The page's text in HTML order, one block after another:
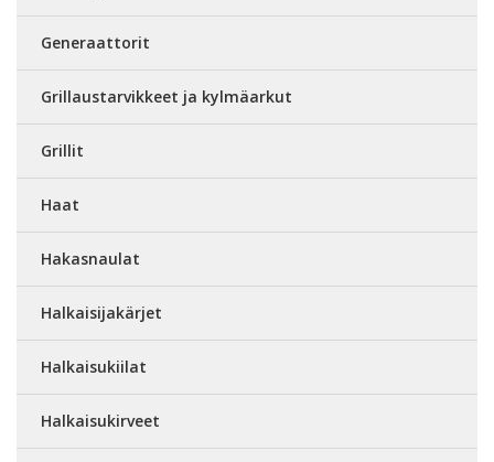
Generaattorit
Grillaustarvikkeet ja kylmäarkut
Grillit
Haat
Hakasnaulat
Halkaisijakärjet
Halkaisukiilat
Halkaisukirveet